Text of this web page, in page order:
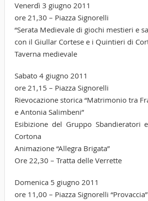
Venerdì 3 giugno 2011
ore 21,30 – Piazza Signorelli
“Serata Medievale di giochi mestieri e
con il Giullar Cortese e i Quintieri di
Taverna medievale
Sabato 4 giugno 2011
ore 21,15 – Piazza Signorelli
Rievocazione storica “Matrimonio tra
e Antonia Salimbeni”
Esibizione del Gruppo Sbandieratori
Cortona
Animazione “Allegra Brigata”
Ore 22,30 – Tratta delle Verrette
Domenica 5 giugno 2011
ore 11,00 – Piazza Signorelli “Provaccia”